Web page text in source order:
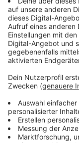
Anzeige
Der RADIO
Westermann
Anzeige
Im RADIO WMW
ausführlichen
Fragen gestellt.